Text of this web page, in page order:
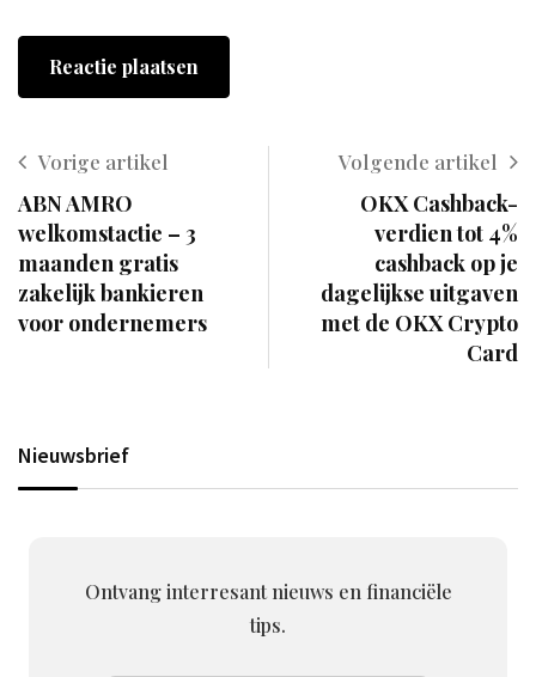
Vorige artikel
ABN AMRO
welkomstactie – 3
maanden gratis
zakelijk bankieren
voor ondernemers
Volgende artikel
OKX Cashback-
verdien tot 4%
cashback op je
dagelijkse uitgaven
met de OKX Crypto
Card
Nieuwsbrief
Ontvang interresant nieuws en financiële
tips.